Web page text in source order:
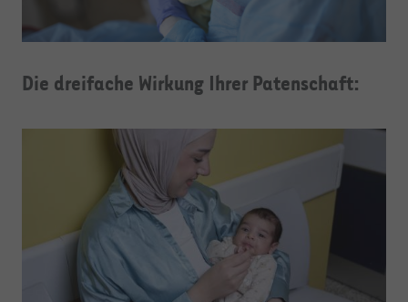
Die dreifache Wirkung Ihrer Patenschaft: